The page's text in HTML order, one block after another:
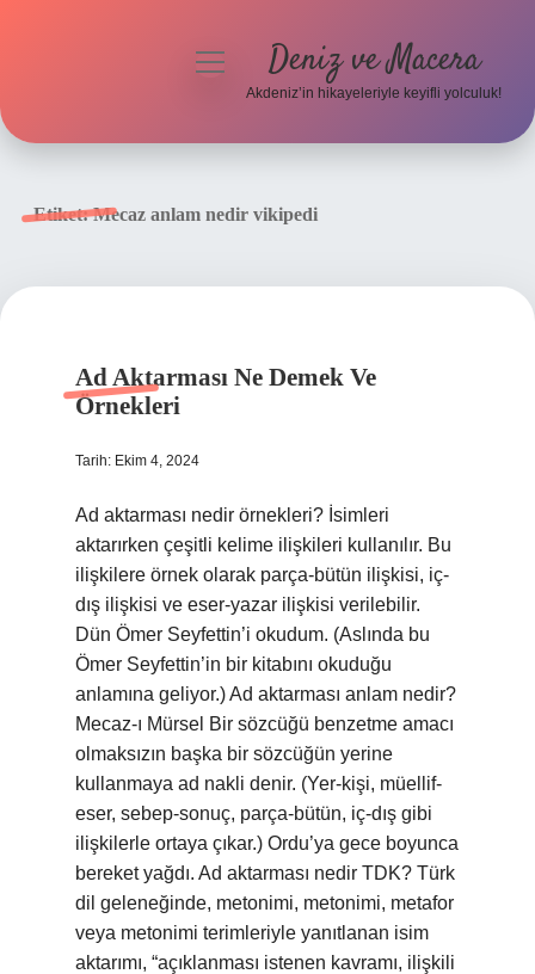
menüyü Deniz ve Macera
Akdeniz’in hikayeleriyle keyifli yolculuk!
Etiket:Mecaz anlam nedir vikipedi
Ad Aktarması Ne Demek Ve
Örnekleri
Tarih: Ekim 4, 2024
Ad aktarması nedir örnekleri? İsimleri
aktarırken çeşitli kelime ilişkileri kullanılır. Bu
ilişkilere örnek olarak parça-bütün ilişkisi, iç-
dış ilişkisi ve eser-yazar ilişkisi verilebilir.
Dün Ömer Seyfettin’i okudum. (Aslında bu
Ömer Seyfettin’in bir kitabını okuduğu
anlamına geliyor.) Ad aktarması anlam nedir?
Mecaz-ı Mürsel Bir sözcüğü benzetme amacı
olmaksızın başka bir sözcüğün yerine
kullanmaya ad nakli denir. (Yer-kişi, müellif-
eser, sebep-sonuç, parça-bütün, iç-dış gibi
ilişkilerle ortaya çıkar.) Ordu’ya gece boyunca
bereket yağdı. Ad aktarması nedir TDK? Türk
dil geleneğinde, metonimi, metonimi, metafor
veya metonimi terimleriyle yanıtlanan isim
aktarımı, “açıklanması istenen kavramı, ilişkili